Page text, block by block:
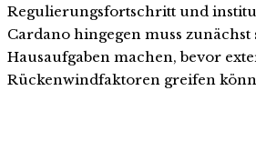
Regulierungsfortschritt und
Cardano hingegen muss zunächst
Hausaufgaben machen, bevor
Rückenwindfaktoren greifen